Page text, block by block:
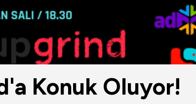
Konuk Oluyor!